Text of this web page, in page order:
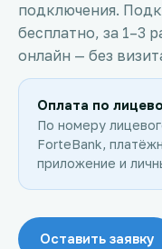
подключения.
бесплатно, за 1–3
онлайн — без
Оплата по
По номеру
ForteBank,
приложение и
Оставить заявку